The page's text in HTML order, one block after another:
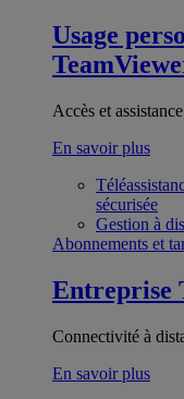
Usage
Accès et
En savoir plus
sécurisée
Gestion à
Abonnements et
Entreprise
Connectivité à
En savoir plus